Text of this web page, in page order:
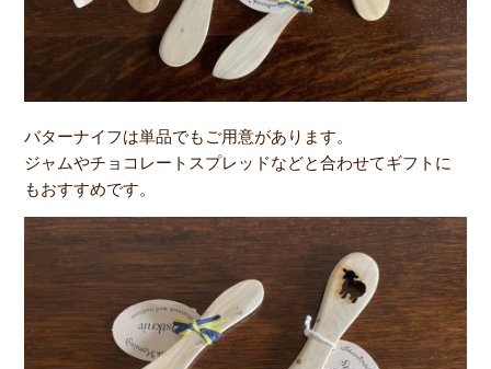
バターナイフは単品でもご用意があります。
ジャムやチョコレートスプレッドなどと合わせてギフトに
もおすすめです。